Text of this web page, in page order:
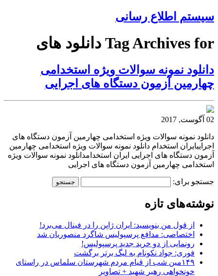
سیستم اطلاع رسانی
Tag Archives for دانلود های
دانلود نمونه سوالات ویژه استخدامی
چهارمین آزمون دستگاه های اجرایی
02 آگوست, 2017
دانلود نمونه سوالات ویژه استخدامی چهارمین آزمون دستگاه های
اجراییایران استخدام دانلود نمونه سوالات ویژه استخدامی چهارمین
آزمون دستگاه های اجرایی ایران استخدامدانلود نمونه سوالات ویژه
استخدامی چهارمین آزمون دستگاه های اجرایی
جستجو برای:
نوشته‌های تازه
از قول من بنویسید: ایران ژاپن را در فینال می‌برد!
اختصاصی: مدافع پرسپولیس شاگرد منصوریان شد
رونمایی از دو خرید جدید پرسپولیس!
فوری: جواد نکونام به لیگ برتر برگشت
۱۴۹مین شب از قیام مردم شهرستان سلماس در راستای
خونخواهی رهبر شهید + تصاویر